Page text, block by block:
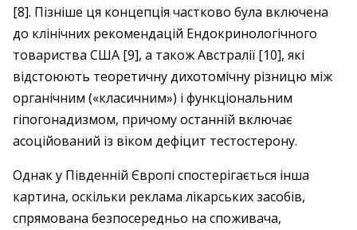
[8]. Пізніше ця концепція частково була включена
до клінічних рекомендацій Ендокринологічного
товариства США [9], а також Австралії [10], які
відстоюють теоретичну дихотомічну різницю між
органічним («класичним») і функціональним
гіпогонадизмом, причому останній включає
асоційований із віком дефіцит тестостерону.
Однак у Південній Європі спостерігається інша
картина, оскільки реклама лікарських засобів,
спрямована безпосередньо на споживача,